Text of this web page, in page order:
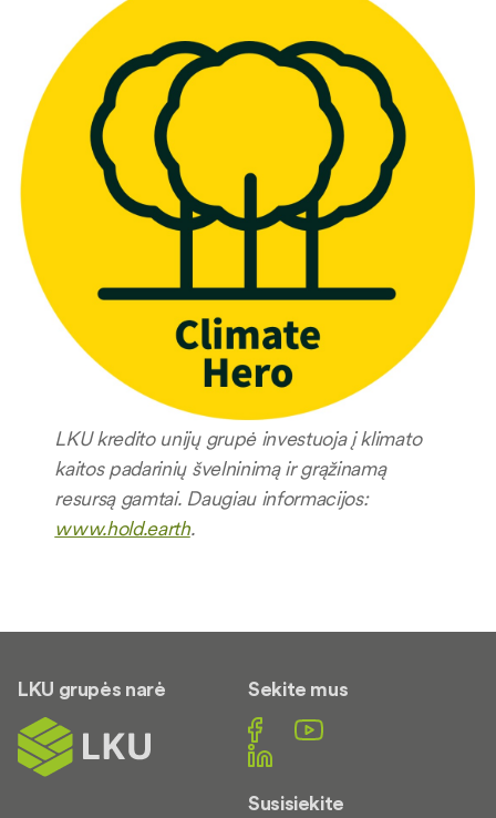
LKU kredito unijų grupė investuoja į klimato
kaitos padarinių švelninimą ir grąžinamą
resursą gamtai. Daugiau informacijos:
www.hold.earth.
LKU grupės narė Sekite mus
Susisiekite